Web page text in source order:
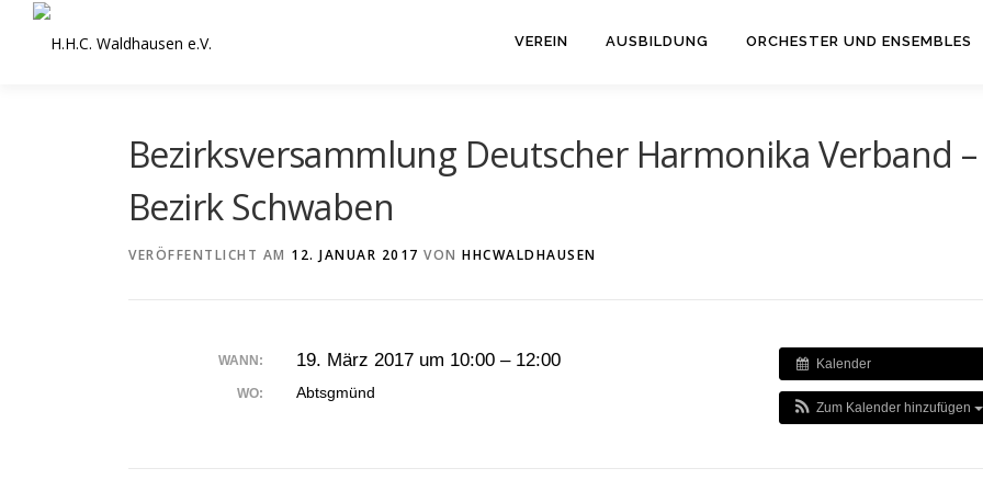
VEREIN AUSBILDUNG ORCHESTER UND ENSEMBLES
Bezirksversammlung Deutscher Harmonika Verband –
Bezirk Schwaben
VERÖFFENTLICHT AM 12. JANUAR 2017 VON HHCWALDHAUSEN
Kalender
Zum Kalender hinzufügen
WANN: 19. März 2017 um 10:00 – 12:00
WO: Abtsgmünd